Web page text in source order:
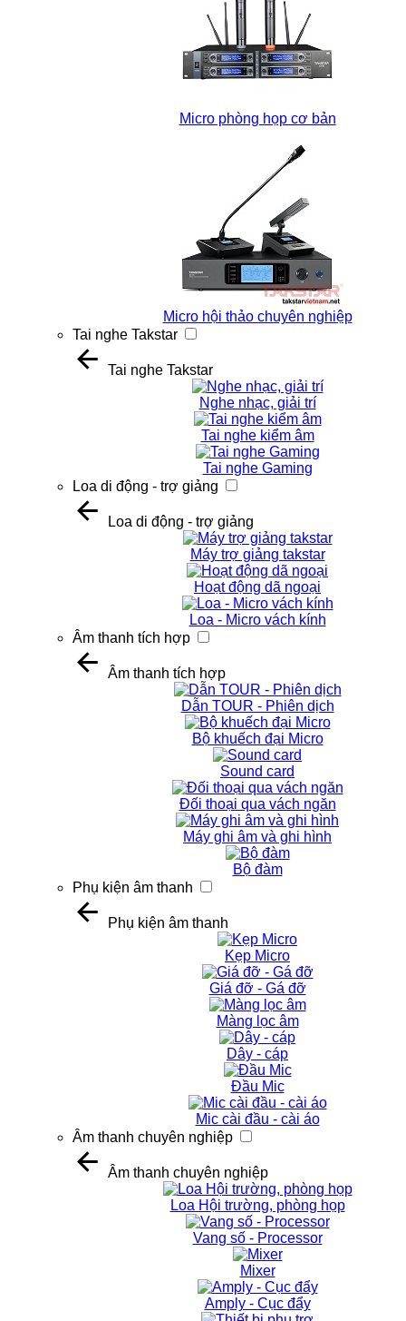
Micro phòng họp cơ bản
Micro hội thảo chuyên nghiệp
Tai nghe Takstar
Tai nghe Takstar
Nghe nhạc, giải trí
Tai nghe kiểm âm
Tai nghe Gaming
Loa di động - trợ giảng
Loa di động - trợ giảng
Máy trợ giảng takstar
Hoạt động dã ngoại
Loa - Micro vách kính
Âm thanh tích hợp
Âm thanh tích hợp
Dẫn TOUR - Phiên dịch
Bộ khuếch đại Micro
Sound card
Đối thoại qua vách ngăn
Máy ghi âm và ghi hình
Bộ đàm
Phụ kiện âm thanh
Phụ kiện âm thanh
Kẹp Micro
Giá đỡ - Gá đỡ
Màng lọc âm
Dây - cáp
Đầu Mic
Mic cài đầu - cài áo
Âm thanh chuyên nghiệp
Âm thanh chuyên nghiệp
Loa Hội trường, phòng họp
Vang số - Processor
Mixer
Amply - Cục đẩy